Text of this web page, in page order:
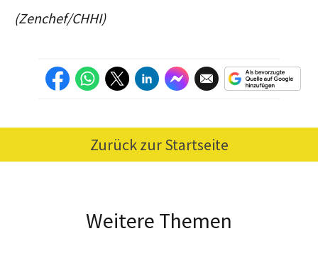
(Zenchef/CHHI)
Zurück zur Startseite
Weitere Themen